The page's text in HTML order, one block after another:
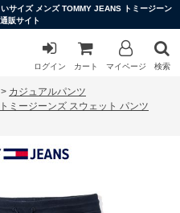
サイズ メンズ TOMMY JEANS トミージーン
販サイト
ログイン カート マイページ 検索
> カジュアルパンツ
ミージーンズ スウェット パンツ